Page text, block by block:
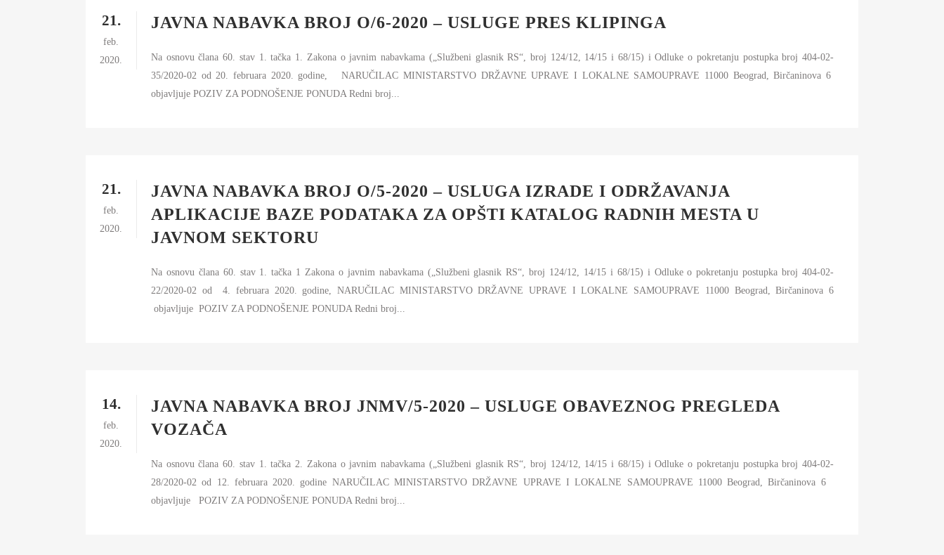
21.
feb.
2020.
JAVNA NABAVKA BROJ O/6-2020 – USLUGE PRES KLIPINGA
Na osnovu člana 60. stav 1. tačka 1. Zakona o javnim nabavkama („Službeni glasnik RS“, broj 124/12, 14/15 i 68/15) i Odluke o pokretanju postupka broj 404-02-
35/2020-02 od 20. februara 2020. godine, NARUČILAC MINISTARSTVO DRŽAVNE UPRAVE I LOKALNE SAMOUPRAVE 11000 Beograd, Birčaninova 6
objavljuje POZIV ZA PODNOŠENJE PONUDA Redni broj...
21.
feb.
2020.
JAVNA NABAVKA BROJ O/5-2020 – USLUGA IZRADE I ODRŽAVANJA
APLIKACIJE BAZE PODATAKA ZA OPŠTI KATALOG RADNIH MESTA U
JAVNOM SEKTORU
Na osnovu člana 60. stav 1. tačka 1 Zakona o javnim nabavkama („Službeni glasnik RS“, broj 124/12, 14/15 i 68/15) i Odluke o pokretanju postupka broj 404-02-
22/2020-02 od 4. februara 2020. godine, NARUČILAC MINISTARSTVO DRŽAVNE UPRAVE I LOKALNE SAMOUPRAVE 11000 Beograd, Birčaninova 6
objavljuje POZIV ZA PODNOŠENJE PONUDA Redni broj...
14.
feb.
2020.
JAVNA NABAVKA BROJ JNMV/5-2020 – USLUGE OBAVEZNOG PREGLEDA
VOZAČA
Na osnovu člana 60. stav 1. tačka 2. Zakona o javnim nabavkama („Službeni glasnik RS“, broj 124/12, 14/15 i 68/15) i Odluke o pokretanju postupka broj 404-02-
28/2020-02 od 12. februara 2020. godine NARUČILAC MINISTARSTVO DRŽAVNE UPRAVE I LOKALNE SAMOUPRAVE 11000 Beograd, Birčaninova 6
objavljuje POZIV ZA PODNOŠENJE PONUDA Redni broj...